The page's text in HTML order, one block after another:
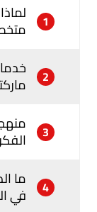
1
2
3
4 ما
في